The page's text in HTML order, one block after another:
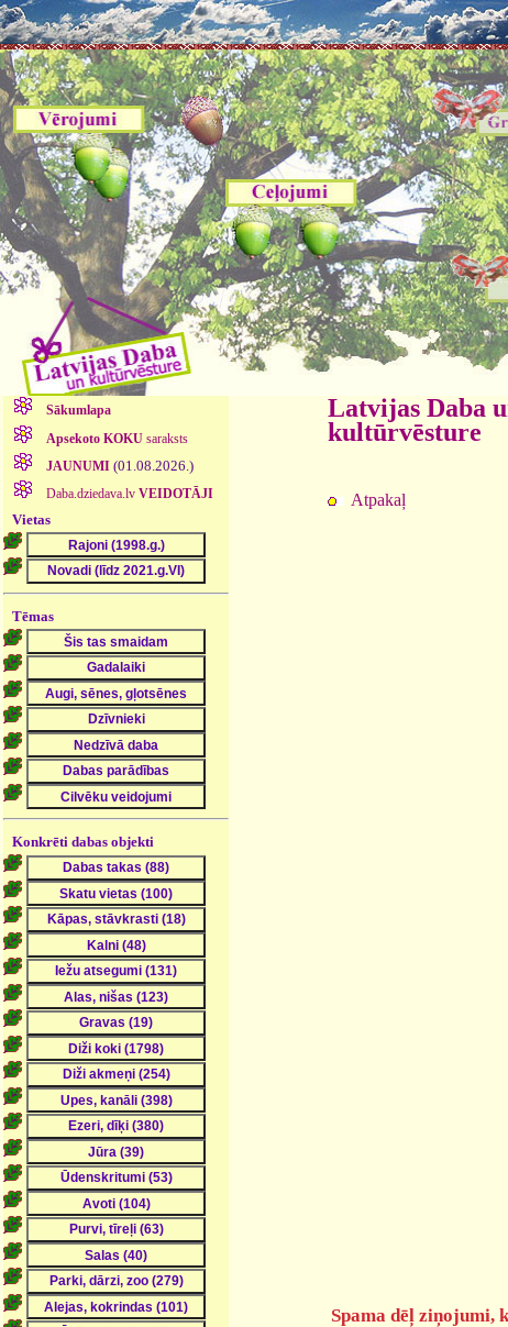
Sākumlapa
Apsekoto KOKUsaraksts
JAUNUMI (01.08.2026.)
Daba.dziedava.lv VEIDOTĀJI
Vietas
Tēmas
Konkrēti dabas objekti
Latvijas Daba
kultūrvēsture
Atpakaļ
Spama dēļ ziņojumi,